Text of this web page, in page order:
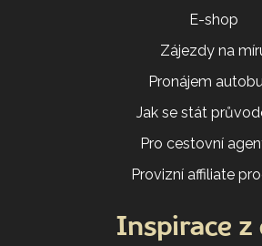
E-shop
Zájezdy na
Pronájem
Jak se stát
Pro cestovní
Provizní affiliate
Inspirace z